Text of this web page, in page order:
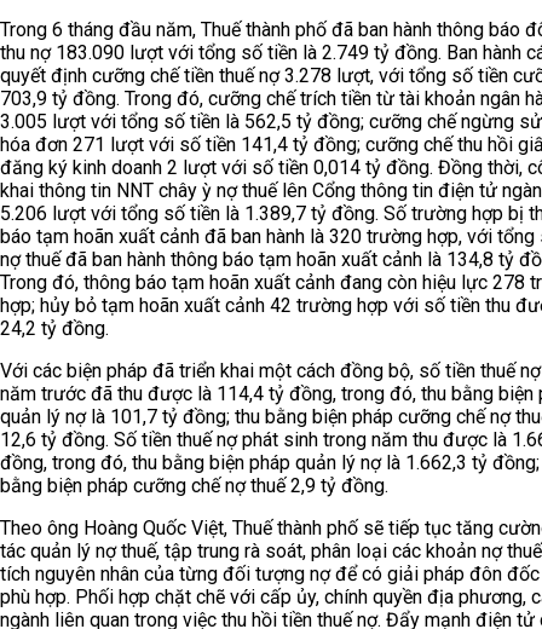
Trong 6 tháng đầu năm, Thuế thành phố đã ban hành thông báo
thu nợ 183.090 lượt với tổng số tiền là 2.749 tỷ đồng. Ban hành
quyết định cưỡng chế tiền thuế nợ 3.278 lượt, với tổng số tiền
703,9 tỷ đồng. Trong đó, cưỡng chế trích tiền từ tài khoản ngân
3.005 lượt với tổng số tiền là 562,5 tỷ đồng; cưỡng chế ngừng
hóa đơn 271 lượt với số tiền 141,4 tỷ đồng; cưỡng chế thu hồi
đăng ký kinh doanh 2 lượt với số tiền 0,014 tỷ đồng. Đồng thời,
khai thông tin NNT chây ỳ nợ thuế lên Cổng thông tin điện tử
5.206 lượt với tổng số tiền là 1.389,7 tỷ đồng. Số trường hợp bị
báo tạm hoãn xuất cảnh đã ban hành là 320 trường hợp, với tổng
nợ thuế đã ban hành thông báo tạm hoãn xuất cảnh là 134,8 tỷ
Trong đó, thông báo tạm hoãn xuất cảnh đang còn hiệu lực 278
hợp; hủy bỏ tạm hoãn xuất cảnh 42 trường hợp với số tiền thu
24,2 tỷ đồng.
Với các biện pháp đã triển khai một cách đồng bộ, số tiền thuế
năm trước đã thu được là 114,4 tỷ đồng, trong đó, thu bằng biện
quản lý nợ là 101,7 tỷ đồng; thu bằng biện pháp cưỡng chế nợ
12,6 tỷ đồng. Số tiền thuế nợ phát sinh trong năm thu được là
đồng, trong đó, thu bằng biện pháp quản lý nợ là 1.662,3 tỷ
bằng biện pháp cưỡng chế nợ thuế 2,9 tỷ đồng.
Theo ông Hoàng Quốc Việt, Thuế thành phố sẽ tiếp tục tăng
tác quản lý nợ thuế, tập trung rà soát, phân loại các khoản nợ
tích nguyên nhân của từng đối tượng nợ để có giải pháp đôn
phù hợp. Phối hợp chặt chẽ với cấp ủy, chính quyền địa phương,
ngành liên quan trong việc thu hồi tiền thuế nợ. Đẩy mạnh điện tử